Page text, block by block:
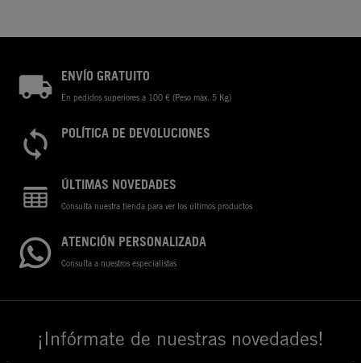
ENVÍO GRATUITO
En pedidos superiores a 100 € (Peso máx. 5 Kg)
POLÍTICA DE DEVOLUCIONES
ÚLTIMAS NOVEDADES
Consulta nuestra tienda para ver los últimos productos
ATENCIÓN PERSONALIZADA
Consulta a nuestros especialistas
¡Infórmate de nuestras novedades!